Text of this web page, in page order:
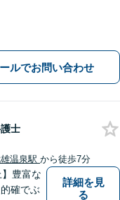
ルでお問い合わせ
士
温泉駅 から徒歩7分
】豊富な
確でぶ
詳細を見
る